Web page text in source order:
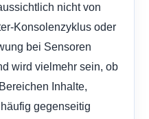
nicht von
Konsolenzyklus oder
bei Sensoren
wird vielmehr sein, ob
Inhalte,
gegenseitig